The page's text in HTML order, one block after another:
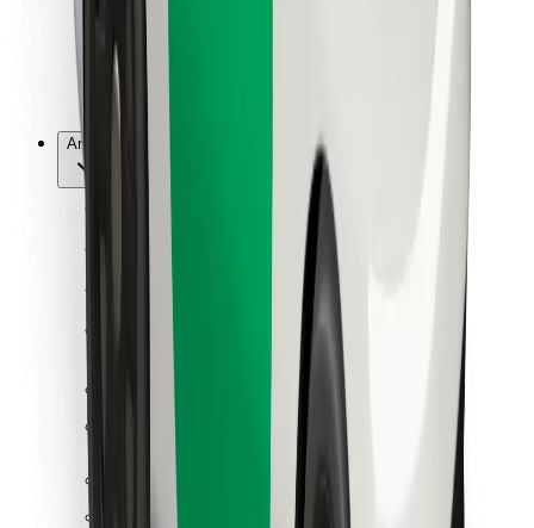
For flådeejere
For restauranter
Bolt for Business
Andet
Leverandører
Sikkerhed
Få en tur på få minutter!
Download Bolt-appen
Download Bolt Food-appen